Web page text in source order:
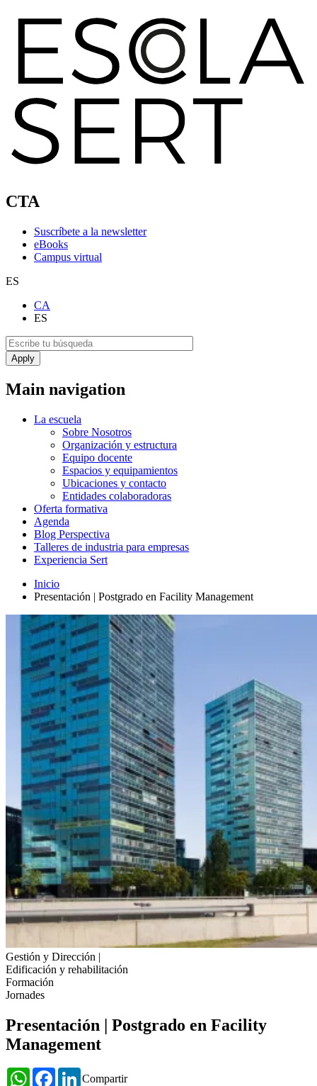
CTA
Suscríbete a la newsletter
eBooks
Campus virtual
ES
CA
ES
Main navigation
La escuela
Sobre Nosotros
Organización y estructura
Equipo docente
Espacios y equipamientos
Ubicaciones y contacto
Entidades colaboradoras
Oferta formativa
Agenda
Blog Perspectiva
Talleres de industria para empresas
Experiencia Sert
Inicio
Presentación | Postgrado en Facility Management
Gestión y Dirección |
Edificación y rehabilitación
Formación
Jornades
Presentación | Postgrado en Facility
Management
Compartir
WhatsAppFacebookLinkedIn